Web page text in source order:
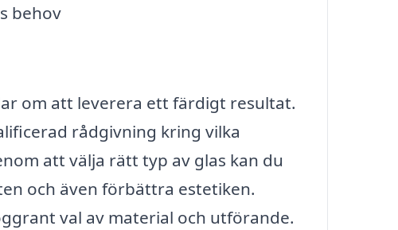
behov
om att leverera ett färdigt resultat.
rådgivning kring vilka
att välja rätt typ av glas kan du
och även förbättra estetiken.
val av material och utförande.